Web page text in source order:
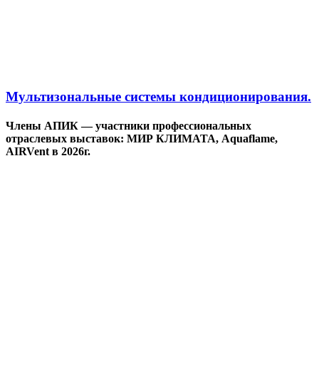
Мультизональные системы кондиционирования.
Члены АПИК — участники профессиональных
отраслевых выставок: МИР КЛИМАТА, Aquaflame,
AIRVent в 2026г.